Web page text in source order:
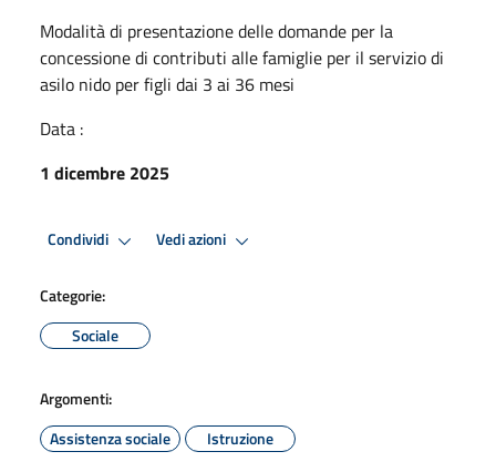
Modalità di presentazione delle domande per la
concessione di contributi alle famiglie per il servizio di
asilo nido per figli dai 3 ai 36 mesi
Data :
1 dicembre 2025
Condividi Vedi azioni
Categorie:
Sociale
Argomenti:
Assistenza sociale
Istruzione